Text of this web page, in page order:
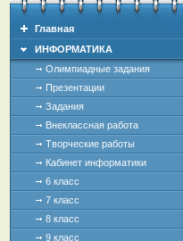
Главная
ИНФОРМАТИКА
Олимпиадные задания
Презентации
Задания
Внеклассная работа
Творческие работы
Кабинет информатики
6 класс
7 класс
8 класс
9 класс